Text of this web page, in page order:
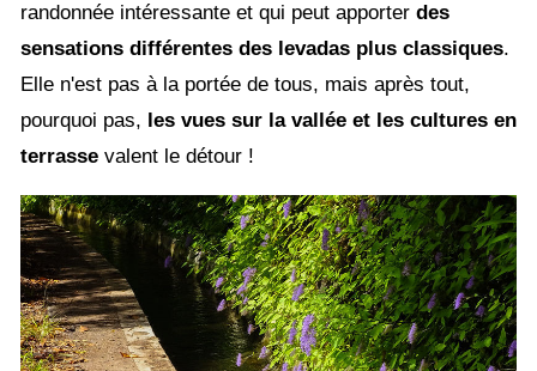
randonnée intéressante et qui peut apporter des
sensations différentes des levadas plus classiques.
Elle n'est pas à la portée de tous, mais après tout,
pourquoi pas, les vues sur la vallée et les cultures en
terrassevalent le détour !